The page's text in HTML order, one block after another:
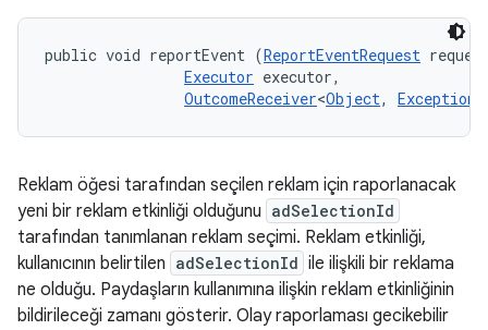
public void reportEvent (ReportEventRequest
Executor executor,
OutcomeReceiver<Object, Exception
Reklam öğesi tarafından seçilen reklam için raporlanacak
yeni bir reklam etkinliği olduğunu adSelectionId
tarafından tanımlanan reklam seçimi. Reklam etkinliği,
kullanıcının belirtilen adSelectionId ile ilişkili bir reklama
ne olduğu. Paydaşların kullanımına ilişkin reklam etkinliğinin
bildirileceği zamanı gösterir. Olay raporlaması gecikebilir